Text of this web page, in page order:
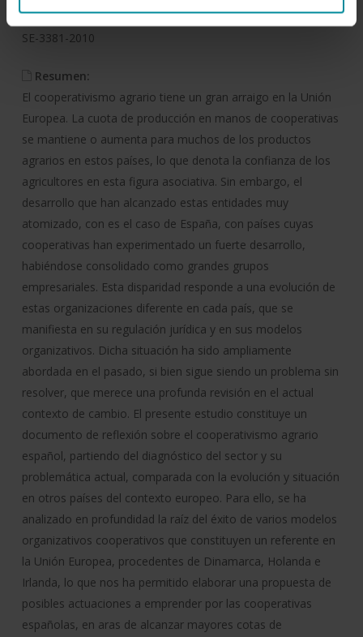
Deposito:
SE-3381-2010
Resumen:
El cooperativismo agrario tiene un gran arraigo en la Unión
Europea. La cuota de producción en manos de cooperativas
se mantiene o aumenta para muchos de los productos
agrarios en estos países, lo que denota la confianza de los
agricultores en esta figura asociativa. Sin embargo, el
desarrollo que han alcanzado estas entidades muy
atomizado, con es el caso de España, con países cuyas
cooperativas han experimentado un fuerte desarrollo,
habiéndose consolidado como grandes grupos
empresariales. Esta disparidad responde a una evolución de
estas organizaciones diferente en cada país, que se
manifiesta en su regulación jurídica y en sus modelos
organizativos. Dicha situación ha sido ampliamente
abordada en el pasado, si bien sigue siendo un problema sin
resolver, que merece una profunda revisión en el actual
contexto de cambio. El presente estudio constituye un
documento de reflexión sobre el cooperativismo agrario
español, partiendo del diagnóstico del sector y su
problemática actual, comparada con la evolución y situación
en otros países del contexto europeo. Para ello, se ha
analizado en profundidad la raíz del éxito de varios modelos
organizativos cooperativos que constituyen un referente en
la Unión Europea, procedentes de Dinamarca, Holanda e
Irlanda, lo que nos ha permitido elaborar una propuesta de
posibles actuaciones a emprender por las cooperativas
españolas, en aras de alcanzar mayores cotas de